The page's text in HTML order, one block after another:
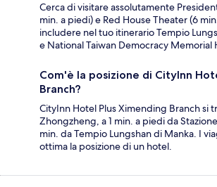
Cerca di visitare assolutamente
min. a piedi) e Red House Theater (6
includere nel tuo itinerario Tempio
e National Taiwan Democracy Memorial
Com'è la posizione di CityInn
Branch?
CityInn Hotel Plus Ximending Branch si
Zhongzheng, a 1 min. a piedi da
min. da Tempio Lungshan di Manka. I
ottima la posizione di un hotel.